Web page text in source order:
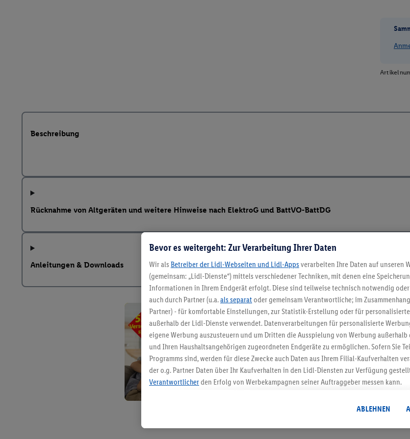
Beschreibung
Rücknahme von Altgeräten und weitere Hinweise nach ElektroG und BattVO-BattDG
Anleitungen & Downloads
5.95 €
Jetzt zum
Gutschein
Bevor es weitergeht: Zur Verarbeitung Ihrer Daten
Wir als Betreiber der Lidl-Webseiten und Lidl-Apps verarbeiten Ihre Daten auf unseren
(gemeinsam: „Lidl-Dienste“) mittels verschiedener Techniken, mit denen eine
Informationen in Ihrem Endgerät erfolgt. Diese sind teilweise technisch notwendig
auch durch Partner (u.a.als separat oder gemeinsam Verantwortliche; im
Partner) - für komfortable Einstellungen, zur Statistik-Erstellung oder für
außerhalb der Lidl-Dienste verwendet. Datenverarbeitungen für personalisierte
eigene Werbung auszusteuern und um Dritten die Ausspielung von Werbung
und Ihren Haushaltsangehörigen zugeordneten Endgeräte zu ermöglichen. Sofern Sie
Programms sind, werden für diese Zwecke auch Daten aus Ihrem Filial-Kaufverhalten
der o.g. Partner Daten über Ihr Kaufverhalten in den Lidl-Diensten zur Verfügung
Verantwortlicherden Erfolg von Werbekampagnen seiner Auftraggeber messen kann.
angereicherten Profilen. Dies umfasst die Zusammenführung von Daten (z.B. über Ihre
Kaufverhalten in den Lidl-Diensten, Informationen aus Ihrem Kundenkonto - z.B. Alter
genauen Standortdaten) auch über verschiedene Endgeräte und Lidl-Dienste hinweg
ABLEHNEN